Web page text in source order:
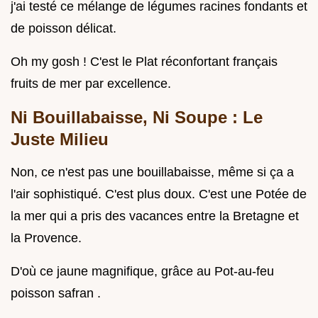
j'ai testé ce mélange de légumes racines fondants et
de poisson délicat.
Oh my gosh ! C'est le Plat réconfortant français
fruits de mer par excellence.
Ni Bouillabaisse, Ni Soupe : Le
Juste Milieu
Non, ce n'est pas une bouillabaisse, même si ça a
l'air sophistiqué. C'est plus doux. C'est une Potée de
la mer qui a pris des vacances entre la Bretagne et
la Provence.
D'où ce jaune magnifique, grâce au Pot-au-feu
poisson safran .